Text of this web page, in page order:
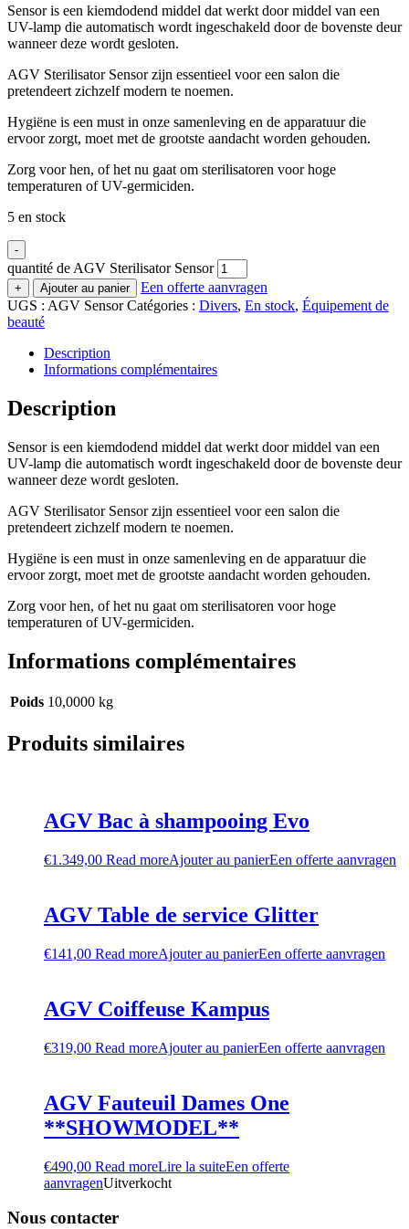
Sensor is een kiemdodend middel dat werkt door middel van een
UV-lamp die automatisch wordt ingeschakeld door de bovenste deur
wanneer deze wordt gesloten.
AGV Sterilisator Sensor zijn essentieel voor een salon die
pretendeert zichzelf modern te noemen.
Hygiëne is een must in onze samenleving en de apparatuur die
ervoor zorgt, moet met de grootste aandacht worden gehouden.
Zorg voor hen, of het nu gaat om sterilisatoren voor hoge
temperaturen of UV-germiciden.
5 en stock
-
quantité de AGV Sterilisator Sensor
+ Ajouter au panier
Een offerte aanvragen
UGS : AGV Sensor Catégories : Divers, En stock, Équipement de
beauté
Description
Informations complémentaires
Description
Sensor is een kiemdodend middel dat werkt door middel van een
UV-lamp die automatisch wordt ingeschakeld door de bovenste deur
wanneer deze wordt gesloten.
AGV Sterilisator Sensor zijn essentieel voor een salon die
pretendeert zichzelf modern te noemen.
Hygiëne is een must in onze samenleving en de apparatuur die
ervoor zorgt, moet met de grootste aandacht worden gehouden.
Zorg voor hen, of het nu gaat om sterilisatoren voor hoge
temperaturen of UV-germiciden.
Informations complémentaires
Poids 10,0000 kg
Produits similaires
AGV Bac à shampooing Evo
€1.349,00 Read moreAjouter au panierEen offerte aanvragen
AGV Table de service Glitter
€141,00 Read moreAjouter au panierEen offerte aanvragen
AGV Coiffeuse Kampus
€319,00 Read moreAjouter au panierEen offerte aanvragen
AGV Fauteuil Dames One
**SHOWMODEL**
€490,00 Read moreLire la suiteEen offerte
aanvragenUitverkocht
Nous contacter